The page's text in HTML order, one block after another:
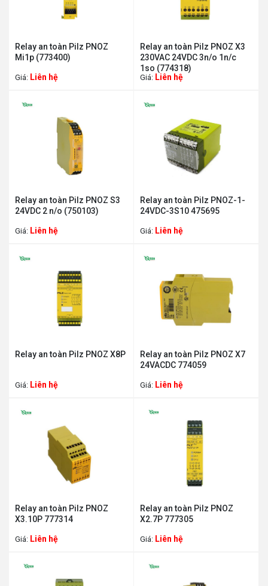
Relay an toàn Pilz PNOZ
Mi1p (773400)
Giá: Liên hệ
Relay an toàn Pilz PNOZ X3
230VAC 24VDC 3n/o 1n/c
1so (774318)
Giá: Liên hệ
Relay an toàn Pilz PNOZ S3
24VDC 2 n/o (750103)
Giá: Liên hệ
Relay an toàn Pilz PNOZ-1-
24VDC-3S10 475695
Giá: Liên hệ
Relay an toàn Pilz PNOZ X8P
Giá: Liên hệ
Relay an toàn Pilz PNOZ X7
24VACDC 774059
Giá: Liên hệ
Relay an toàn Pilz PNOZ
X3.10P 777314
Giá: Liên hệ
Relay an toàn Pilz PNOZ
X2.7P 777305
Giá: Liên hệ